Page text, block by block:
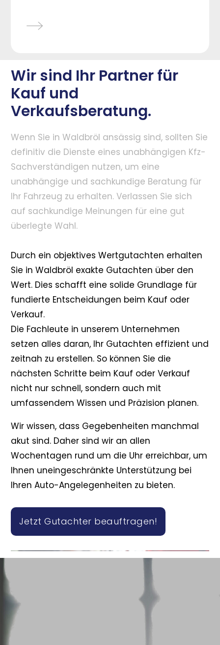
Wir sind Ihr Partner für
Kauf und
Verkaufsberatung.
Wenn Sie in Waldbröl ansässig sind, sollten Sie
definitiv die Dienste eines unabhängigen Kfz-
Sachverständigen nutzen, um eine
unabhängige und sachkundige Beratung für
Ihr Fahrzeug zu erhalten. Verlassen Sie sich
auf sachkundige Meinungen für eine gut
überlegte Wahl.
Durch ein objektives Wertgutachten erhalten
Sie in Waldbröl exakte Gutachten über den
Wert. Dies schafft eine solide Grundlage für
fundierte Entscheidungen beim Kauf oder
Verkauf.
Die Fachleute in unserem Unternehmen
setzen alles daran, Ihr Gutachten effizient und
zeitnah zu erstellen. So können Sie die
nächsten Schritte beim Kauf oder Verkauf
nicht nur schnell, sondern auch mit
umfassendem Wissen und Präzision planen.
Wir wissen, dass Gegebenheiten manchmal
akut sind. Daher sind wir an allen
Wochentagen rund um die Uhr erreichbar, um
Ihnen uneingeschränkte Unterstützung bei
Ihren Auto-Angelegenheiten zu bieten.
Jetzt Gutachter beauftragen!